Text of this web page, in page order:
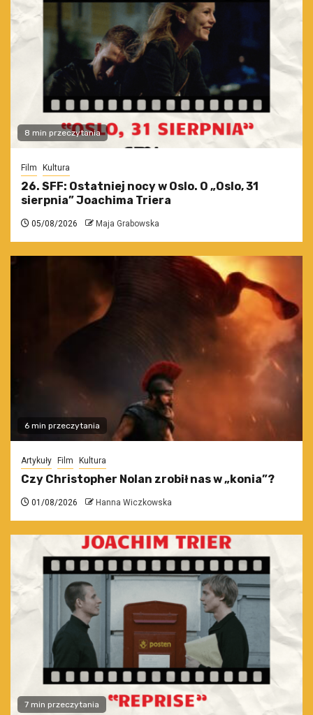
8 min przeczytania
Film Kultura
26. SFF: Ostatniej nocy w Oslo. O „Oslo, 31
sierpnia” Joachima Triera
05/08/2026 Maja Grabowska
6 min przeczytania
Artykuły Film Kultura
Czy Christopher Nolan zrobił nas w „konia”?
01/08/2026 Hanna Wiczkowska
7 min przeczytania